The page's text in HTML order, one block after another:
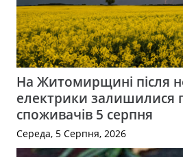
На Житомирщині після
електрики залишилися
споживачів 5 серпня
Середа, 5 Серпня, 2026